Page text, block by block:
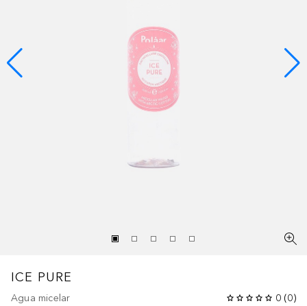
ICE PURE
Agua micelar 0 (0)